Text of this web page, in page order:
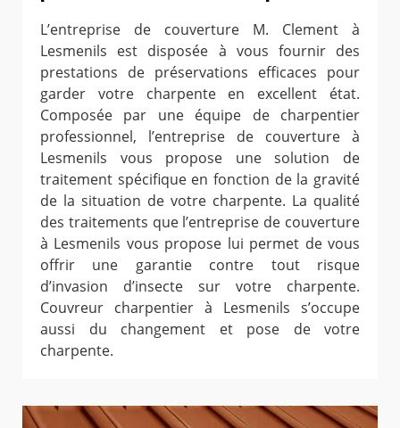
L’entreprise de couverture M. Clement à
Lesmenils est disposée à vous fournir des
prestations de préservations efficaces pour
garder votre charpente en excellent état.
Composée par une équipe de charpentier
professionnel, l’entreprise de couverture à
Lesmenils vous propose une solution de
traitement spécifique en fonction de la gravité
de la situation de votre charpente. La qualité
des traitements que l’entreprise de couverture
à Lesmenils vous propose lui permet de vous
offrir une garantie contre tout risque
d’invasion d’insecte sur votre charpente.
Couvreur charpentier à Lesmenils s’occupe
aussi du changement et pose de votre
charpente.